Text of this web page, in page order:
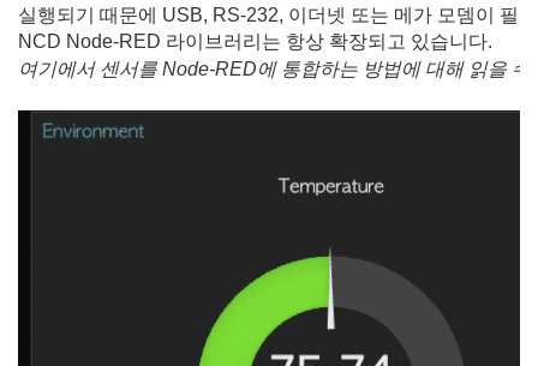
실행되기 때문에 USB, RS-232, 이더넷 또는 메가 모뎀이 필
NCD Node-RED 라이브러리는 항상 확장되고 있습니다.
여기에서 센서를 Node-RED에 통합하는 방법에 대해 읽을 수